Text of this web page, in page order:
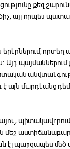
քեզ
այլ որպես
որտեղ
Այդ
այն մարդկանց
մեջ աստիճանաբար
էլ պարզապես մեծ